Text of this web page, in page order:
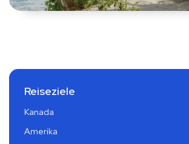
Reiseziele
Kanada
Amerika